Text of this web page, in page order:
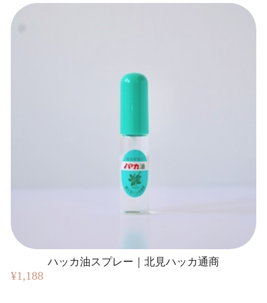
ハッカ油スプレー｜北見ハッカ通商
¥1,188